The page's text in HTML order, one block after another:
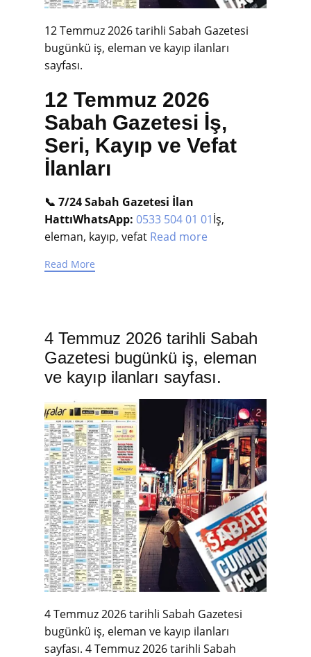
12 Temmuz 2026 tarihli Sabah Gazetesi
bugünkü iş, eleman ve kayıp ilanları
sayfası.
12 Temmuz 2026
Sabah Gazetesi İş,
Seri, Kayıp ve Vefat
İlanları
📞 7/24 Sabah Gazetesi İlan
HattıWhatsApp: 0533 504 01 01İş,
eleman, kayıp, vefat Read more
Read More
4 Temmuz 2026 tarihli Sabah
Gazetesi bugünkü iş, eleman
ve kayıp ilanları sayfası.
4 Temmuz 2026 tarihli Sabah Gazetesi
bugünkü iş, eleman ve kayıp ilanları
sayfası. 4 Temmuz 2026 tarihli Sabah